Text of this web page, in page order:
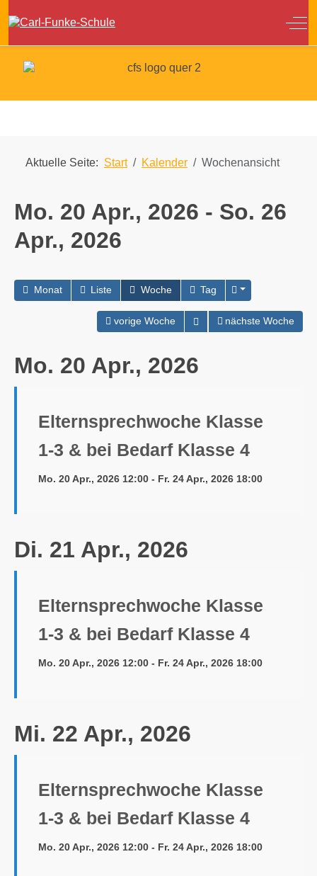
Off-
Aktuelle Seite: Start Kalender Wochenansicht
Mo. 20 Apr., 2026 - So. 26
Apr., 2026
Monat Liste Woche Tag
vorige Woche Kalender öffnen
nächste Woche
Mo. 20 Apr., 2026
Elternsprechwoche Klasse
1-3 & bei Bedarf Klasse 4
Mo. 20 Apr., 2026 12:00 - Fr. 24 Apr., 2026 18:00
Di. 21 Apr., 2026
Elternsprechwoche Klasse
1-3 & bei Bedarf Klasse 4
Mo. 20 Apr., 2026 12:00 - Fr. 24 Apr., 2026 18:00
Mi. 22 Apr., 2026
Elternsprechwoche Klasse
1-3 & bei Bedarf Klasse 4
Mo. 20 Apr., 2026 12:00 - Fr. 24 Apr., 2026 18:00